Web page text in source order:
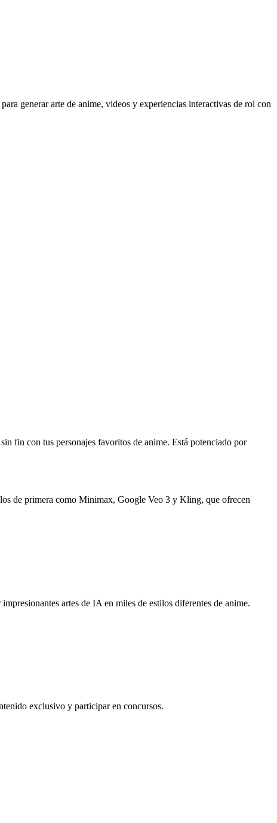
generar arte de anime, videos y experiencias interactivas de rol con
fin con tus personajes favoritos de anime. Está potenciado por
de primera como Minimax, Google Veo 3 y Kling, que ofrecen
artes de IA en miles de estilos diferentes de anime.
exclusivo y participar en concursos.